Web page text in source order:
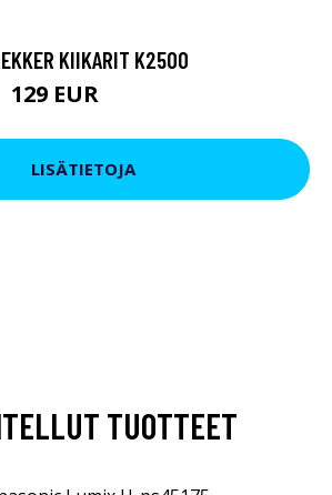
KIIKARIT K2500
129 EUR
LISÄTIETOJA
TUOTTEET